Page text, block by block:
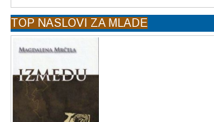
TOP NASLOVI ZA MLADE